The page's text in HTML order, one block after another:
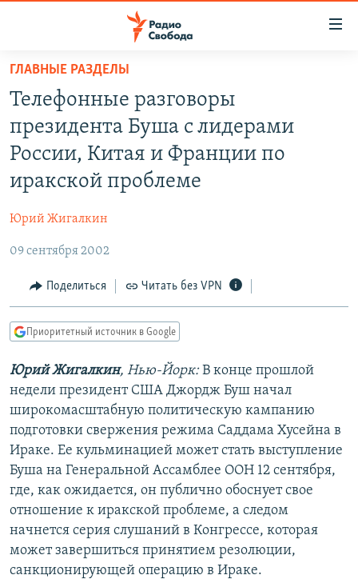
упрощенного
доступа
основному
содержанию
Вернутся
навигации
Вернутся
поиску
ПРОГРАММЫ
ПОДКАСТЫ
АВТОРСКИЕ ПРОЕКТЫ
ЦИТАТЫ СВОБОДЫ
КУЛЬТУРА
IDEL.РЕАЛИИ
КАВКАЗ.РЕАЛИИ
СИБИРЬ.РЕАЛИИ
РАСПИСАНИЕ ВЕЩАНИЯ
ПОДПИШИТЕСЬ НА РАССЫЛКУ
СОЦИАЛЬНЫЕ СЕТИ
Все сайты РСЕ/РС
ГЛАВНЫЕ РАЗДЕЛЫ
Телефонные разговоры
президента Буша с лидерами
России, Китая и Франции по
иракской проблеме
Юрий Жигалкин
09 сентября 2002
Поделиться Читать без VPN
Приоритетный источник в Google
Юрий Жигалкин, Нью-Йорк:В конце прошлой
недели президент США Джордж Буш начал
широкомасштабную политическую кампанию
подготовки свержения режима Саддама Хусейна в
Ираке. Ее кульминацией может стать выступление
Буша на Генеральной Ассамблее ООН 12 сентября,
где, как ожидается, он публично обоснует свое
отношение к иракской проблеме, а следом
начнется серия слушаний в Конгрессе, которая
может завершиться принятием резолюции,
санкционирующей операцию в Ираке.